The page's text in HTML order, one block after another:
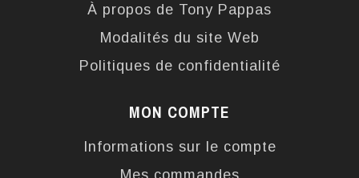
À propos de Tony Pappas
Modalités du site Web
Politiques de confidentialité
MON COMPTE
Informations sur le compte
Mes commandes